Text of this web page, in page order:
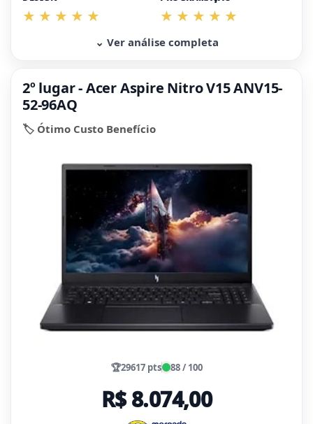
⌄ Ver análise completa
2º lugar - Acer Aspire Nitro V15 ANV15-
52-96AQ
🏷️ Ótimo Custo Benefício
🏆29617 pts 88 / 100
R$ 8.074,00